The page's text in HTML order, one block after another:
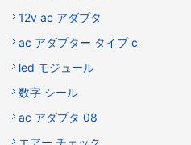
12v ac アダプタ
ac アダプター タイプ c
led モジュール
数字 シール
ac アダプタ 08
エアー チェック